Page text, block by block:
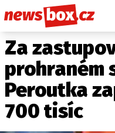
DOMÁCÍ
ZAHRANIČÍ
POČASÍ
KRIMI
EKONOMIKA
Za
prohraném
Peroutka
700 tisíc